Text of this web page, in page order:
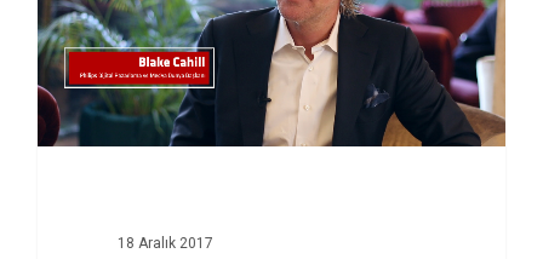
18 Aralık 2017